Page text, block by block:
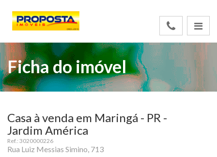
Ficha do imóvel
Casa à venda em Maringá - PR -
Jardim América
Ref.: 3020000226
Rua Luiz Messias Simino, 713